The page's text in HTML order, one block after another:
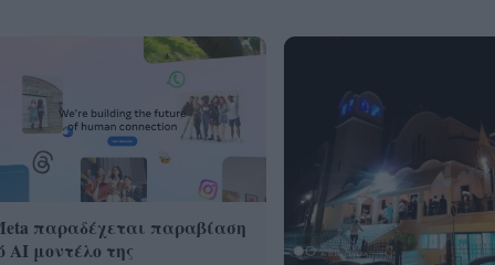
παραδέχεται παραβίαση
AI μοντέλο της